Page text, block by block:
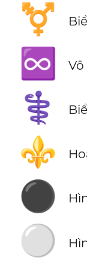
⚧️
♾️
⚕️
⚜️
⚫
⚪